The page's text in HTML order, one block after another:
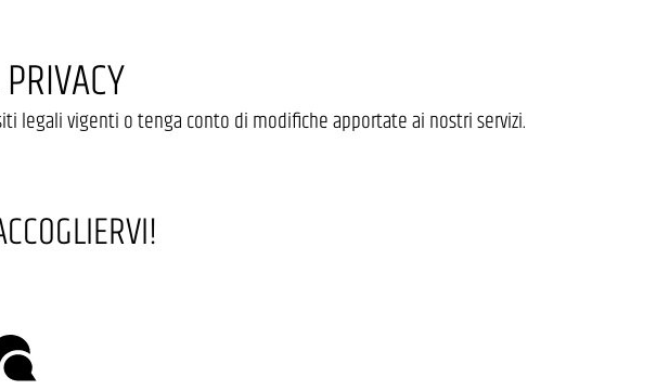
legali vigenti o tenga conto di modifiche apportate ai nostri servizi.